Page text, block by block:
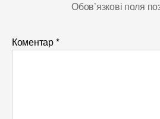
Обов’язкові поля
Коментар*